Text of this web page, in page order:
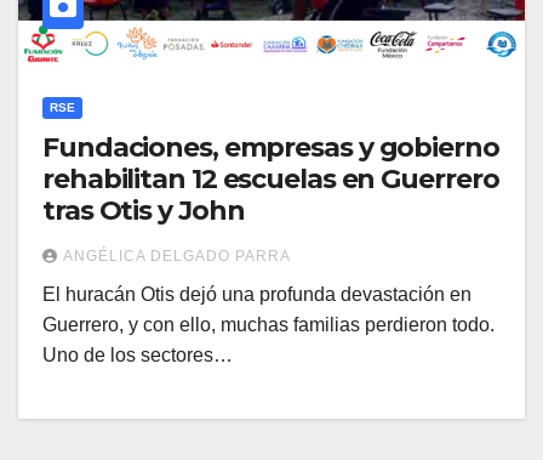
RSE
Fundaciones, empresas y gobierno
rehabilitan 12 escuelas en Guerrero
tras Otis y John
ANGÉLICA DELGADO PARRA
El huracán Otis dejó una profunda devastación en
Guerrero, y con ello, muchas familias perdieron todo.
Uno de los sectores…